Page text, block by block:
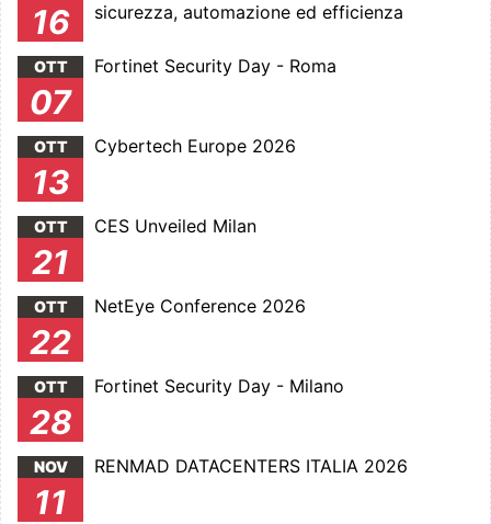
16
sicurezza, automazione ed efficienza
OTT
07
Fortinet Security Day - Roma
OTT
13
Cybertech Europe 2026
OTT
21
CES Unveiled Milan
OTT
22
NetEye Conference 2026
OTT
28
Fortinet Security Day - Milano
NOV
11
RENMAD DATACENTERS ITALIA 2026